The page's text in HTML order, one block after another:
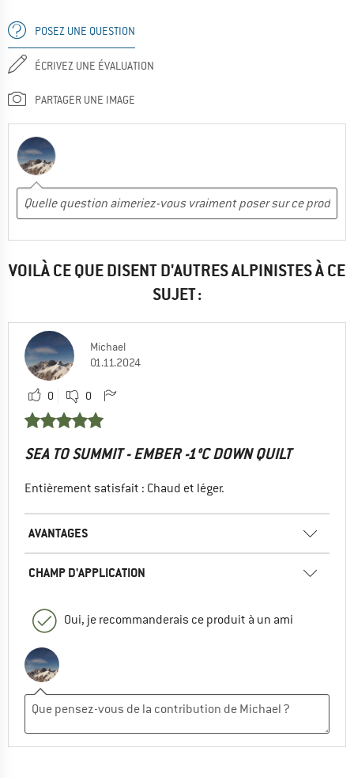
POSEZ UNE QUESTION
ÉCRIVEZ UNE ÉVALUATION
PARTAGER UNE IMAGE
VOILÀ CE QUE DISENT D'AUTRES ALPINISTES À CE
SUJET :
Michael
01.11.2024
0 0
SEA TO SUMMIT - EMBER -1°C DOWN QUILT
Entièrement satisfait : Chaud et léger.
AVANTAGES
CHAMP D'APPLICATION
Oui, je recommanderais ce produit à un ami